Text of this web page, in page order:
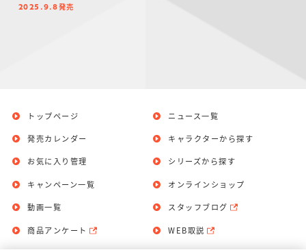
2025.9.8発売
トップページ
発売カレンダー
お気に入り管理
ニュース一覧
キャラクターから探す
シリーズから探す
キャンペーン一覧
動画一覧
商品アンケート
オンラインショップ
スタッフブログ
WEB取説